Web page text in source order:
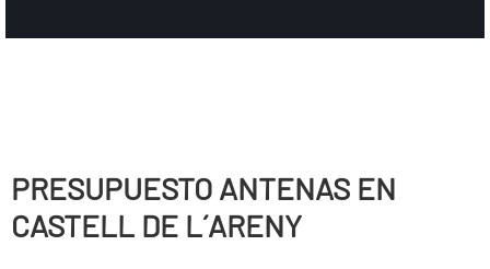
PRESUPUESTO ANTENAS EN
CASTELL DE L´ARENY